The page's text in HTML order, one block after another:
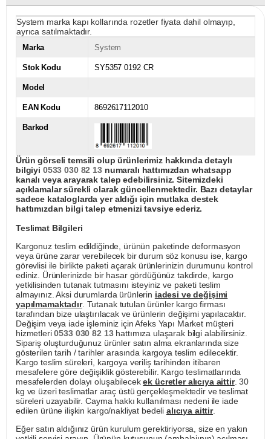
System marka kapı kollarında rozetler fiyata dahil olmayıp,
ayrıca satılmaktadır.
Marka System
Stok Kodu SY5357 0192 CR
Model
EAN Kodu 8692617112010
Barkod
Ürün görseli temsili olup ürünlerimiz hakkında detaylı
bilgiyi 0533 030 82 13numaralı hattımızdan whatsapp
kanalı veya arayarak talep edebilirsiniz. Sitemizdeki
açıklamalar sürekli olarak güncellenmektedir. Bazı detaylar
sadece kataloglarda yer aldığı için mutlaka destek
hattımızdan bilgi talep etmenizi tavsiye ederiz.
Teslimat Bilgileri
Kargonuz teslim edildiğinde, ürünün paketinde deformasyon
veya ürüne zarar verebilecek bir durum söz konusu ise, kargo
görevlisi ile birlikte paketi açarak ürünlerinizin durumunu kontrol
ediniz. Ürünlerinizde bir hasar gördüğünüz takdirde, kargo
yetkilisinden tutanak tutmasını isteyiniz ve paketi teslim
almayınız. Aksi durumlarda ürünlerin iadesi ve değişimi
yapılmamaktadır. Tutanak tutulan ürünler kargo firması
tarafından bize ulaştırılacak ve ürünlerin değişimi yapılacaktır.
Değişim veya iade işleminiz için Afeks Yapı Market müşteri
hizmetleri0533 030 82 13hattımıza ulaşarak bilgi alabilirsiniz.
Sipariş oluşturduğunuz ürünler satın alma ekranlarında size
gösterilen tarih / tarihler arasında kargoya teslim edilecektir.
Kargo teslim süreleri, kargoya veriliş tarihinden itibaren
mesafelere göre değişiklik gösterebilir. Kargo teslimatlarında
mesafelerden dolayı oluşabilecekek ücretler alıcıya aittir. 30
kg ve üzeri teslimatlar araç üstü gerçekleşmektedir ve teslimat
süreleri uzayabilir. Cayma hakkı kullanılması nedeni ile iade
edilen ürüne ilişkin kargo/nakliyat bedeli alıcıya aittir.
Eğer satın aldığınız ürün kurulum gerektiriyorsa, size en yakın